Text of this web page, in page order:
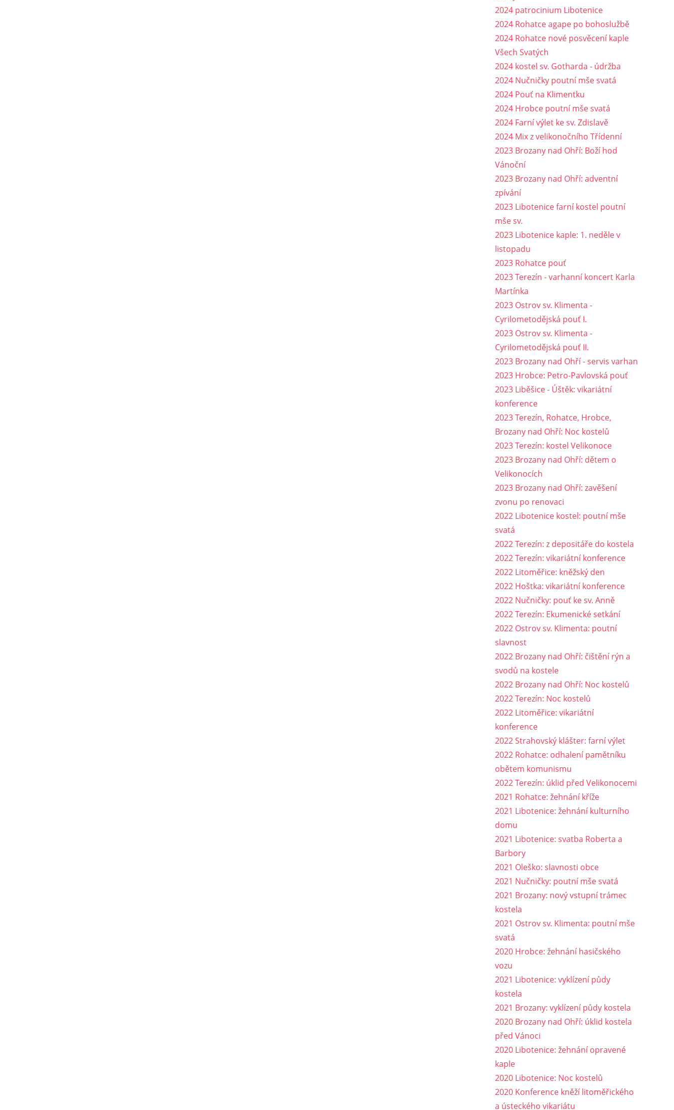
2024 patrocinium Libotenice
2024 Rohatce agape po bohoslužbě
2024 Rohatce nové posvěcení kaple
Všech Svatých
2024 kostel sv. Gotharda - údržba
2024 Nučničky poutní mše svatá
2024 Pouť na Klimentku
2024 Hrobce poutní mše svatá
2024 Farní výlet ke sv. Zdislavě
2024 Mix z velikonočního Třídenní
2023 Brozany nad Ohří: Boží hod
Vánoční
2023 Brozany nad Ohří: adventní
zpívání
2023 Libotenice farní kostel poutní
mše sv.
2023 Libotenice kaple: 1. neděle v
listopadu
2023 Rohatce pouť
2023 Terezín - varhanní koncert Karla
Martínka
2023 Ostrov sv. Klimenta -
Cyrilometodějská pouť I.
2023 Ostrov sv. Klimenta -
Cyrilometodějská pouť II.
2023 Brozany nad Ohří - servis varhan
2023 Hrobce: Petro-Pavlovská pouť
2023 Liběšice - Úštěk: vikariátní
konference
2023 Terezín, Rohatce, Hrobce,
Brozany nad Ohří: Noc kostelů
2023 Terezín: kostel Velikonoce
2023 Brozany nad Ohří: dětem o
Velikonocích
2023 Brozany nad Ohří: zavěšení
zvonu po renovaci
2022 Libotenice kostel: poutní mše
svatá
2022 Terezín: z depositáře do kostela
2022 Terezín: vikariátní konference
2022 Litoměřice: kněžský den
2022 Hoštka: vikariátní konference
2022 Nučničky: pouť ke sv. Anně
2022 Terezín: Ekumenické setkání
2022 Ostrov sv. Klimenta: poutní
slavnost
2022 Brozany nad Ohří: čištění rýn a
svodů na kostele
2022 Brozany nad Ohří: Noc kostelů
2022 Terezín: Noc kostelů
2022 Litoměřice: vikariátní
konference
2022 Strahovský klášter: farní výlet
2022 Rohatce: odhalení pamětníku
obětem komunismu
2022 Terezín: úklid před Velikonocemi
2021 Rohatce: žehnání kříže
2021 Libotenice: žehnání kulturního
domu
2021 Libotenice: svatba Roberta a
Barbory
2021 Oleško: slavnosti obce
2021 Nučničky: poutní mše svatá
2021 Brozany: nový vstupní trámec
kostela
2021 Ostrov sv. Klimenta: poutní mše
svatá
2020 Hrobce: žehnání hasičského
vozu
2021 Libotenice: vyklízení půdy
kostela
2021 Brozany: vyklízení půdy kostela
2020 Brozany nad Ohří: úklid kostela
před Vánoci
2020 Libotenice: žehnání opravené
kaple
2020 Libotenice: Noc kostelů
2020 Konference kněží litoměřického
a ústeckého vikariátu